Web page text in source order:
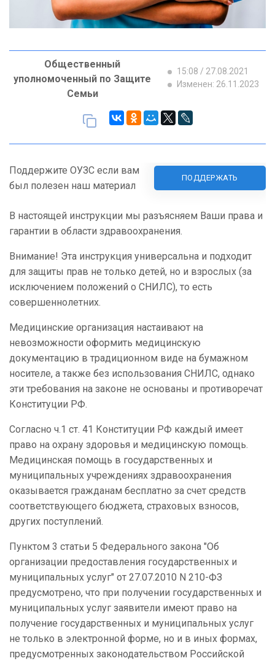
Общественный
уполномоченный по Защите
Семьи
15:08 / 27.08.2021
Изменен: 26.11.2023
Поддержите ОУЗС если вам
был полезен наш материал
ПОДДЕРЖАТЬ
В настоящей инструкции мы разъясняем Ваши права и
гарантии в области здравоохранения.
Внимание! Эта инструкция универсальна и подходит
для защиты прав не только детей, но и взрослых (за
исключением положений о СНИЛС), то есть
совершеннолетних.
Медицинские организация настаивают на
невозможности оформить медицинскую
документацию в традиционном виде на бумажном
носителе, а также без использования СНИЛС, однако
эти требования на законе не основаны и противоречат
Конституции РФ.
Согласно ч.1 ст. 41 Конституции РФ каждый имеет
право на охрану здоровья и медицинскую помощь.
Медицинская помощь в государственных и
муниципальных учреждениях здравоохранения
оказывается гражданам бесплатно за счет средств
соответствующего бюджета, страховых взносов,
других поступлений.
Пунктом 3 статьи 5 Федерального закона "Об
организации предоставления государственных и
муниципальных услуг" от 27.07.2010 N 210-ФЗ
предусмотрено, что при получении государственных и
муниципальных услуг заявители имеют право на
получение государственных и муниципальных услуг
не только в электронной форме, но и в иных формах,
предусмотренных законодательством Российской